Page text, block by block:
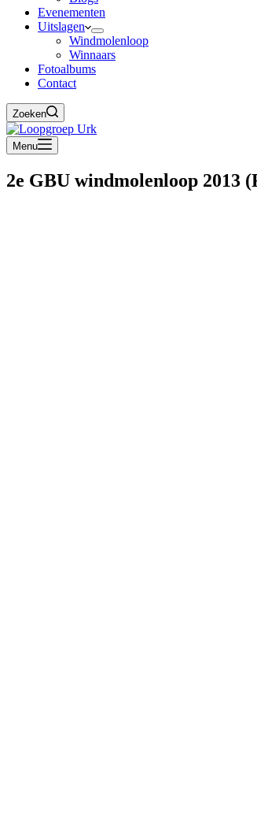
Evenementen
Uitslagen
Windmolenloop
Winnaars
Fotoalbums
Contact
Zoeken
Menu
2e GBU windmolenloop 2013